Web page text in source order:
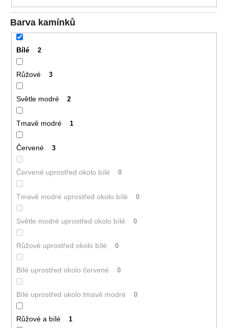
Barva kamínků
Bílé 2
Růžové 3
Světle modré 2
Tmavě modré 1
Červené 3
Červené uprostřed okolo bílé 0
Tmavě modré uprostřed okolo bílé 0
Světle modré uprostřed okolo bílé 0
Růžové uprostřed okolo bílé 0
Bílé uprostřed okolo červené 0
Bílé uprostřed okolo tmavě modré 0
Růžové a bílé 1
u
j
e
m
DĚTSKÉ
NÁUŠNICE
Kč
Původně:
090
Kč